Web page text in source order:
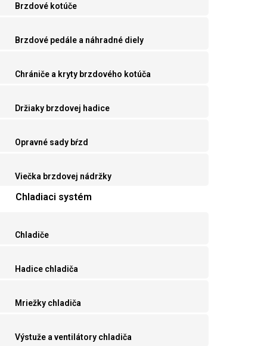
Brzdové kotúče
Brzdové pedále a náhradné diely
Chrániče a kryty brzdového kotúča
Držiaky brzdovej hadice
Opravné sady bŕzd
Viečka brzdovej nádržky
Chladiaci systém
Chladiče
Hadice chladiča
Mriežky chladiča
Výstuže a ventilátory chladiča